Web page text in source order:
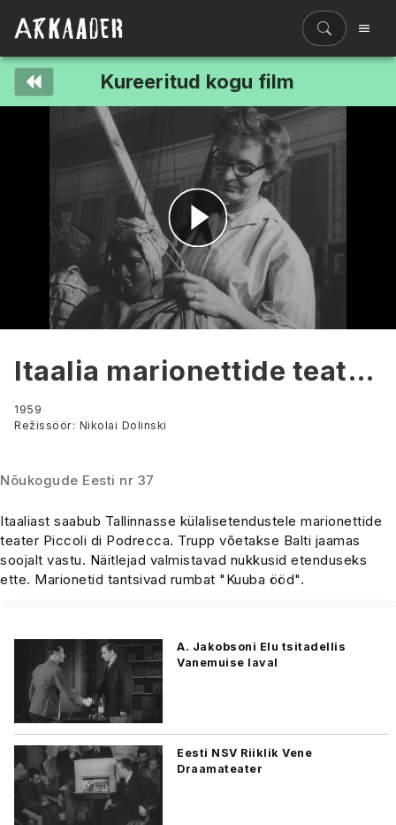
Kureeritud kogu film
Esita
video
Itaalia marionettide teater
Eestis
1959
Režissöör: Nikolai Dolinski
Nõukogude Eesti nr 37
Itaaliast saabub Tallinnasse külalisetendustele marionettide
teater Piccoli di Podrecca. Trupp võetakse Balti jaamas
soojalt vastu. Näitlejad valmistavad nukkusid etenduseks
ette. Marionetid tantsivad rumbat "Kuuba ööd".
A. Jakobsoni Elu tsitadellis
Vanemuise laval
Eesti NSV Riiklik Vene
Draamateater
Filmiriiul
Kureeritud kogud
Ajajoon
Koolidele
Hinnad
ENG